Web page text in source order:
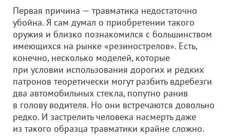
Первая причина — травматика недостаточно
убойна. Я сам думал о приобретении такого
оружия и близко познакомился с большинством
имеющихся на рынке «резинострелов». Есть,
конечно, несколько моделей, которые
при условии использования дорогих и редких
патронов теоретически могут разбить вдребезги
два автомобильных стекла, попутно ранив
в голову водителя. Но они встречаются довольно
редко. И застрелить человека насмерть даже
из такого образца травматики крайне сложно.